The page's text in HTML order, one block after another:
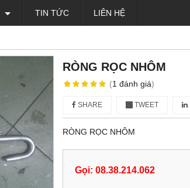
TIN TỨC LIÊN HỆ
RÒNG RỌC NHÔM
(1 đánh giá)
SHARE TWEET
RÒNG RỌC NHÔM
Gọi: 08.38.214.062